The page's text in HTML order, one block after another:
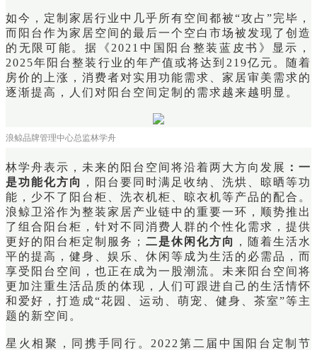
如今，定制家居行业中几乎所有空间都被“攻占”完毕，
而阳台作为家居空间的最后一个空白市场被发现了创造
的无限可能。据《2021中国阳台整装蓝皮书》显示，
2025年阳台整装行业的年产值或将达到219亿元。随着
房价的上涨，消费者对实用功能需求、家居审美需求的
逐渐提高，人们对阳台空间定制的需求越来越明显。
浪鲸品牌管理中心总监林学舟
林学舟表示，未来的阳台空间将沿着两大方向发展 ：一
是功能化方向
，阳台要同时满足收纳、洗烘、晾晒等功
能，少不了阳台柜、洗衣机柜、晾衣机等产品的配合。
浪鲸卫浴作为整装家居产业链中的重要一环，顺势推出
了组合阳台柜，针对不同消费人群的个性化需求，提供
更好的阳台柜定制服务； 二是休闲化方向
，随着生活水
平的提高，健身、娱乐、休闲等成为生活的必需品，而
享受阳台空间，也正在成为一股潮流。未来阳台空间将
更加注重生活品质的体现，人们可跟进自己的生活情怀
和爱好，打造成“花园、运动、萌宠、健身、茶室”等主
题的新空间。
星火相聚，同携手同行。2022第二届中国阳台定制节